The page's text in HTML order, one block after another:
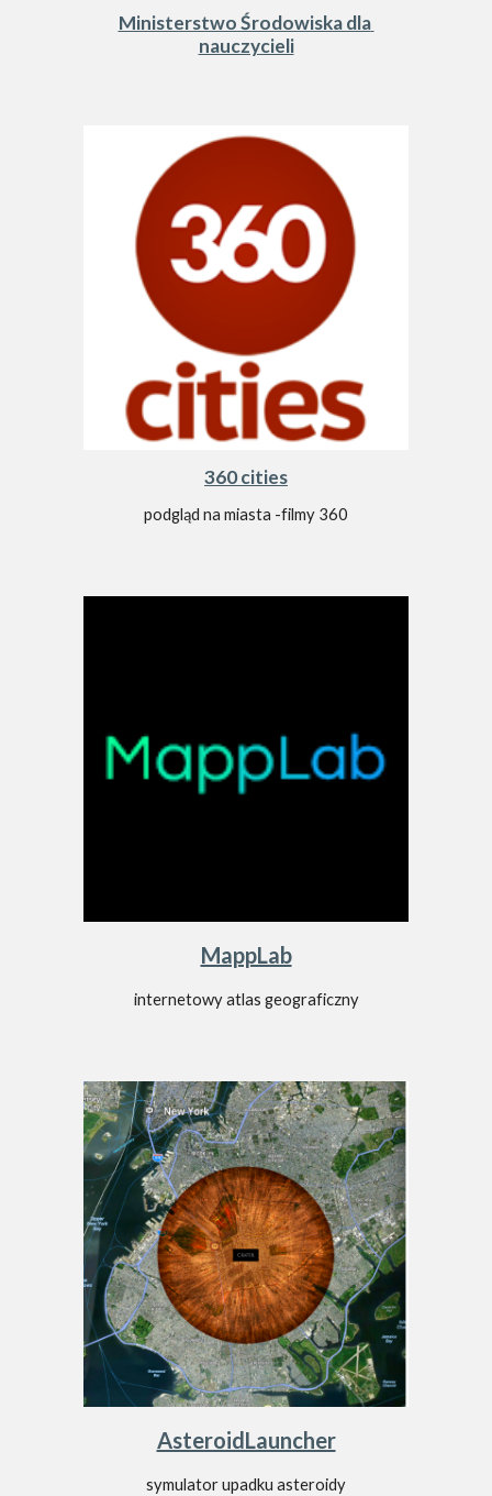
Ministerstwo Środowiska dla
nauczycieli
360 cities
podgląd na miasta -filmy 360
MappLab
internetowy atlas geograficzny
AsteroidLauncher
symulator upadku asteroidy